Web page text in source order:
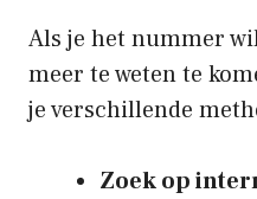
Als je het nummer
meer te weten te
je verschillende
Zoek op